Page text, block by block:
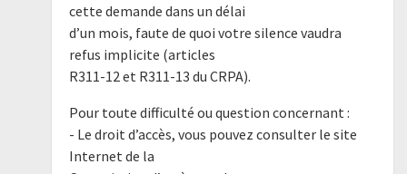
cette demande dans un délai
d’un mois, faute de quoi votre silence vaudra
refus implicite (articles
R311-12 et R311-13 du CRPA).
Pour toute difficulté ou question concernant :
- Le droit d’accès, vous pouvez consulter le site
Internet de la